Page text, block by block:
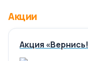
Акции
Акция